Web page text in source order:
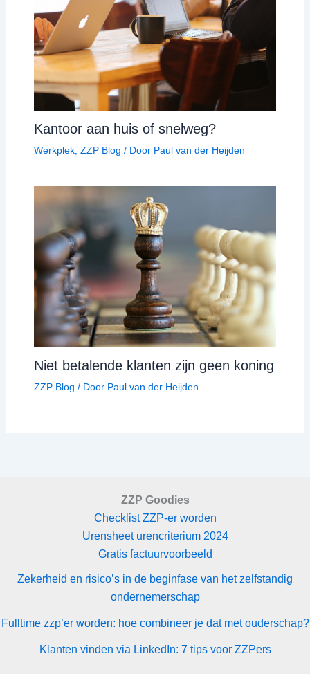
Kantoor aan huis of snelweg?
Werkplek, ZZP Blog / Door Paul van der Heijden
Niet betalende klanten zijn geen koning
ZZP Blog / Door Paul van der Heijden
ZZP Goodies
Checklist ZZP-er worden
Urensheet urencriterium 2024
Gratis factuurvoorbeeld
Zekerheid en risico’s in de beginfase van het zelfstandig
ondernemerschap
Fulltime zzp’er worden: hoe combineer je dat met ouderschap?
Klanten vinden via LinkedIn: 7 tips voor ZZPers